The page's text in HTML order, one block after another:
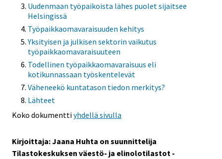
Uudenmaan työpaikoista lähes puolet sijaitsee
Helsingissä
Työpaikkaomavaraisuuden kehitys
Yksityisen ja julkisen sektorin vaikutus
työpaikkaomavaraisuuteen
Todellinen työpaikkaomavaraisuus eli
kotikunnassaan työskentelevät
Väheneekö kuntatason tiedon merkitys?
Lähteet
Koko dokumenttiyhdellä sivulla
Kirjoittaja: Jaana Huhta on suunnittelija
Tilastokeskuksen väestö- ja elinolotilastot -